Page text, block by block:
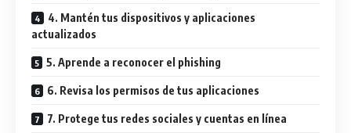
4. Mantén tus dispositivos y aplicaciones
actualizados
5. Aprende a reconocer el phishing
6. Revisa los permisos de tus aplicaciones
7. Protege tus redes sociales y cuentas en línea